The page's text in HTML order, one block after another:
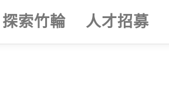
探索竹輪 人才招募